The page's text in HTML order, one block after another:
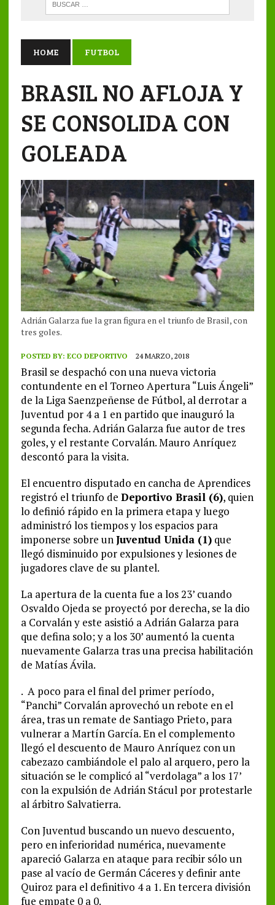
HOME FUTBOL
BRASIL NO AFLOJA Y
SE CONSOLIDA CON
GOLEADA
Adrián Galarza fue la gran figura en el triunfo de Brasil, con
tres goles.
POSTED BY: ECO DEPORTIVO 24 MARZO, 2018
Brasil se despachó con una nueva victoria
contundente en el Torneo Apertura “Luis Ángeli”
de la Liga Saenzpeñense de Fútbol, al derrotar a
Juventud por 4 a 1 en partido que inauguró la
segunda fecha. Adrián Galarza fue autor de tres
goles, y el restante Corvalán. Mauro Anríquez
descontó para la visita.
El encuentro disputado en cancha de Aprendices
registró el triunfo de Deportivo Brasil (6), quien
lo definió rápido en la primera etapa y luego
administró los tiempos y los espacios para
imponerse sobre unJuventud Unida (1)que
llegó disminuido por expulsiones y lesiones de
jugadores clave de su plantel.
La apertura de la cuenta fue a los 23’ cuando
Osvaldo Ojeda se proyectó por derecha, se la dio
a Corvalán y este asistió a Adrián Galarza para
que defina solo; y a los 30’ aumentó la cuenta
nuevamente Galarza tras una precisa habilitación
de Matías Ávila.
. A poco para el final del primer período,
“Panchi” Corvalán aprovechó un rebote en el
área, tras un remate de Santiago Prieto, para
vulnerar a Martín García. En el complemento
llegó el descuento de Mauro Anríquez con un
cabezazo cambiándole el palo al arquero, pero la
situación se le complicó al “verdolaga” a los 17’
con la expulsión de Adrián Stácul por protestarle
al árbitro Salvatierra.
Con Juventud buscando un nuevo descuento,
pero en inferioridad numérica, nuevamente
apareció Galarza en ataque para recibir sólo un
pase al vacío de Germán Cáceres y definir ante
Quiroz para el definitivo 4 a 1. En tercera división
fue empate 0 a 0.